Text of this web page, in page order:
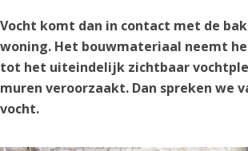
Vocht komt dan in contact met de
woning. Het bouwmateriaal neemt
tot het uiteindelijk zichtbaar
muren veroorzaakt. Dan spreken we
vocht.